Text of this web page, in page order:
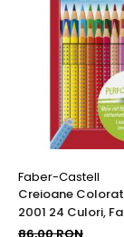
Graf von Faber-
Molotow
Rotring
Herlitz
Kreul
Leuchtturm1917
Penac
Foarfeci
Radiere
Corectoare,
Caiete si Blocuri
Penare si
Markere Machiaj
Rigle echere
Faber-Castell
Creioane
2001 24 Culori,
Castell